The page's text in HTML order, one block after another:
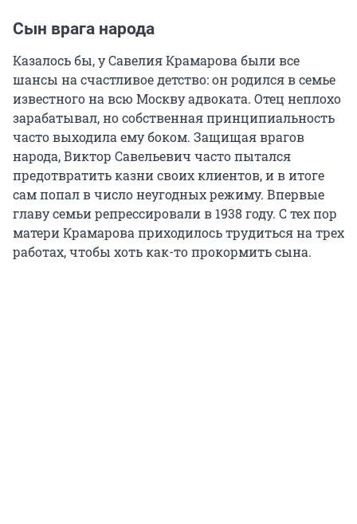
Сын врага народа
Казалось бы, у Савелия Крамарова были все
шансы на счастливое детство: он родился в семье
известного на всю Москву адвоката. Отец неплохо
зарабатывал, но собственная принципиальность
часто выходила ему боком. Защищая врагов
народа, Виктор Савельевич часто пытался
предотвратить казни своих клиентов, и в итоге
сам попал в число неугодных режиму. Впервые
главу семьи репрессировали в 1938 году. С тех пор
матери Крамарова приходилось трудиться на трех
работах, чтобы хоть как-то прокормить сына.